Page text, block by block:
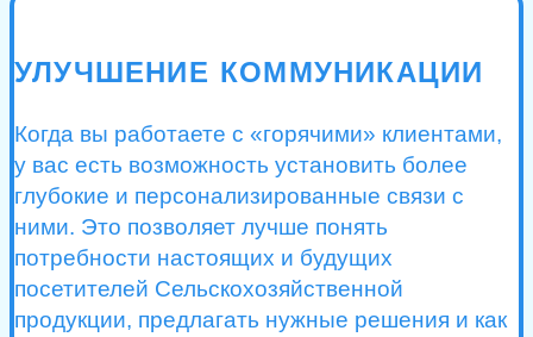
УЛУЧШЕНИЕ КОММУНИКАЦИИ
Когда вы работаете с «горячими» клиентами,
у вас есть возможность установить более
глубокие и персонализированные связи с
ними. Это позволяет лучше понять
потребности настоящих и будущих
посетителей Сельскохозяйственной
продукции, предлагать нужные решения и как